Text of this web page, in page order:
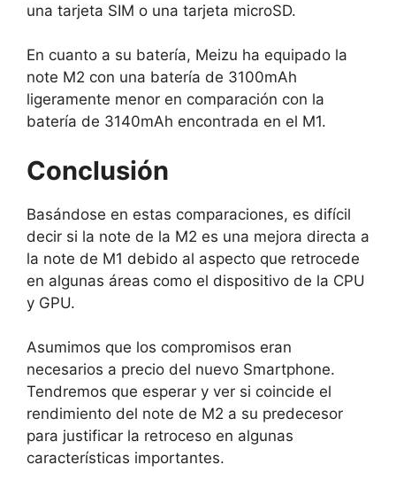
una tarjeta SIM o una tarjeta microSD.
En cuanto a su batería, Meizu ha equipado la
note M2 con una batería de 3100mAh
ligeramente menor en comparación con la
batería de 3140mAh encontrada en el M1.
Conclusión
Basándose en estas comparaciones, es difícil
decir si la note de la M2 es una mejora directa a
la note de M1 debido al aspecto que retrocede
en algunas áreas como el dispositivo de la CPU
y GPU.
Asumimos que los compromisos eran
necesarios a precio del nuevo Smartphone.
Tendremos que esperar y ver si coincide el
rendimiento del note de M2 a su predecesor
para justificar la retroceso en algunas
características importantes.